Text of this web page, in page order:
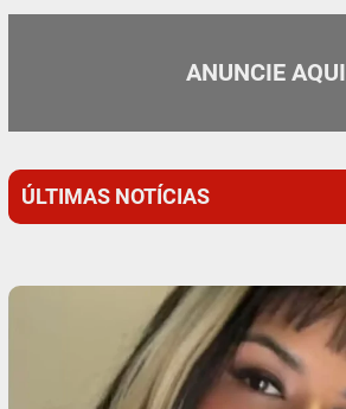
ANUNCIE AQUI
ÚLTIMAS NOTÍCIAS